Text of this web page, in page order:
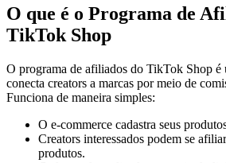
O que é o Programa de
TikTok Shop
O programa de afiliados do TikTok Shop é
conecta creators a marcas por meio de
Funciona de maneira simples:
O e-commerce cadastra seus
Creators interessados podem se
produtos.